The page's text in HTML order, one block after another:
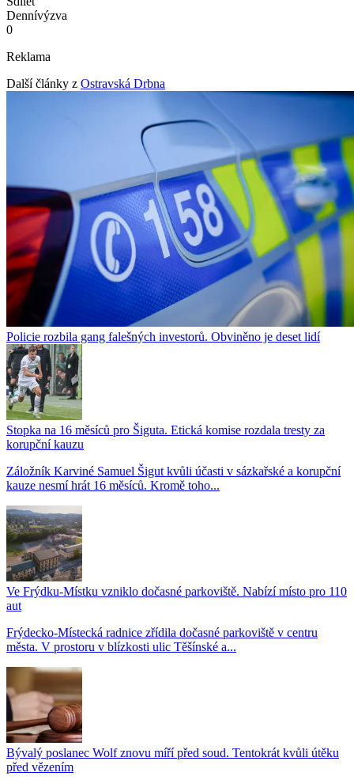
Dennívýzva
0
Reklama
Další články z Ostravská Drbna
Policie rozbila gang falešných investorů. Obviněno je deset lidí
Stopka na 16 měsíců pro Šiguta. Etická komise rozdala tresty za
korupční kauzu
Záložník Karviné Samuel Šigut kvůli účasti v sázkařské a korupční
kauze nesmí hrát 16 měsíců. Kromě toho...
Ve Frýdku-Místku vzniklo dočasné parkoviště. Nabízí místo pro 110
aut
Frýdecko-Místecká radnice zřídila dočasné parkoviště v centru
města. V prostoru v blízkosti ulic Těšínské a...
Bývalý poslanec Wolf znovu míří před soud. Tentokrát kvůli útěku
před vězením